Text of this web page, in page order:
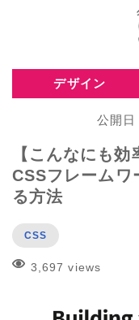
デザイン
公開
【こんなにも
CSSフレームワ
る方法
CSS
3,697 views